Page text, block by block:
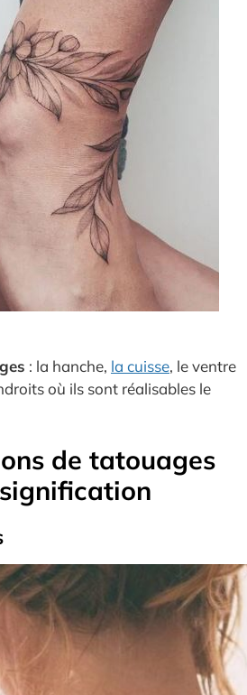
: la hanche, la cuisse, le ventre
où ils sont réalisables le
de tatouages